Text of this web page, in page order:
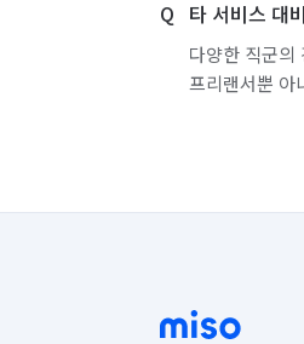
타 서비스 대
다양한 직군의
프리랜서뿐 아